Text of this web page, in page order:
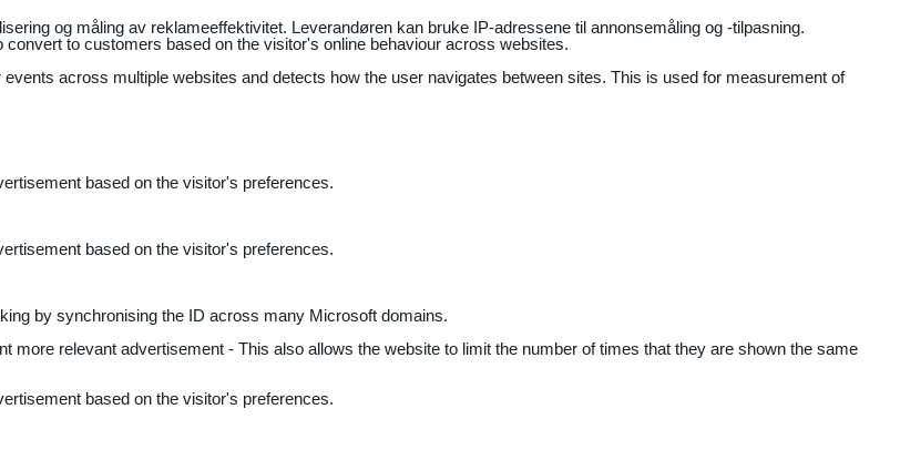
og måling av reklameeffektivitet. Leverandøren kan bruke IP-adressene til annonsemåling og -tilpasning.
to customers based on the visitor's online behaviour across websites.
across multiple websites and detects how the user navigates between sites. This is used for measurement of
based on the visitor's preferences.
based on the visitor's preferences.
by synchronising the ID across many Microsoft domains.
more relevant advertisement - This also allows the website to limit the number of times that they are shown the same
based on the visitor's preferences.